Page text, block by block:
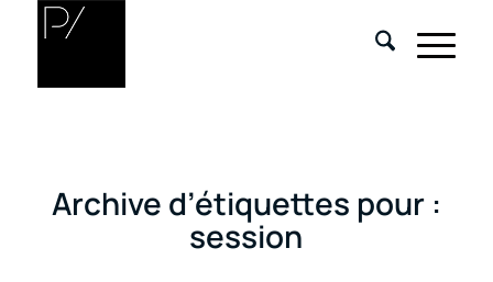
Archive d’étiquettes pour :
session